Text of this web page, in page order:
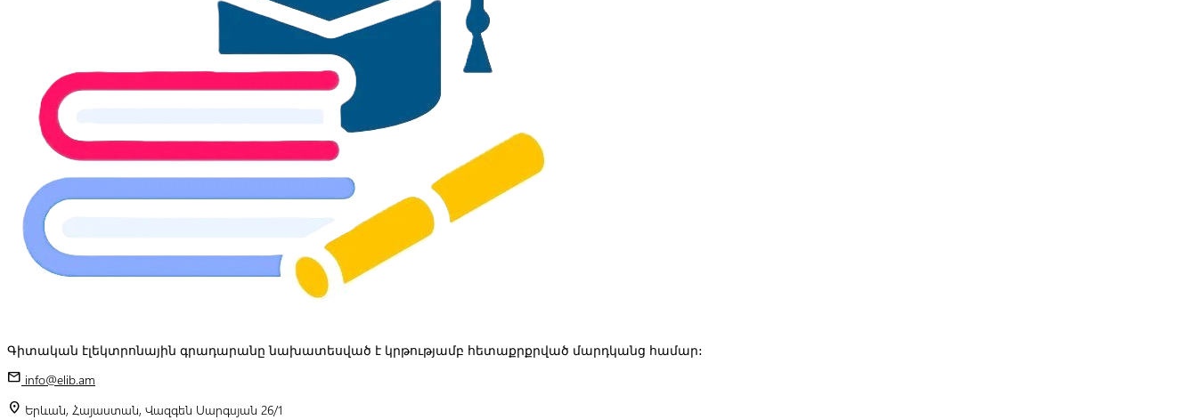
Գիտական էլեկտրոնային գրադարանը նախատեսված է կրթությամբ հետաքրքրված մարդկանց համար:
mail info@elib.am
location_on Երևան, Հայաստան, Վազգեն Սարգսյան 26/1